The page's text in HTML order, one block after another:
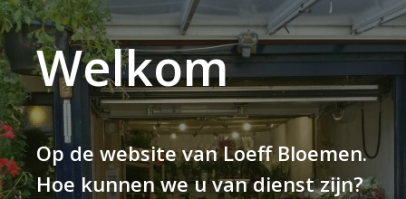
Welkom
Op de website van Loeff Bloemen.
Hoe kunnen we u van dienst zijn?